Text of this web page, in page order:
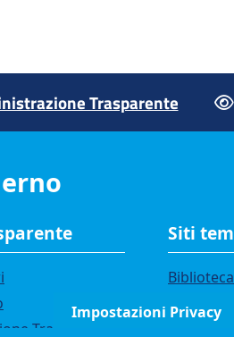
Trasparente
Trasparente
Siti
IBAN
Impostazioni Privacy